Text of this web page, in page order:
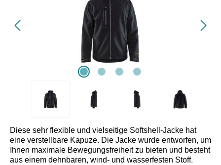
Diese sehr flexible und vielseitige Softshell-Jacke hat
eine verstellbare Kapuze. Die Jacke wurde entworfen, um
Ihnen maximale Bewegungsfreiheit zu bieten und besteht
aus einem dehnbaren, wind- und wasserfesten Stoff.